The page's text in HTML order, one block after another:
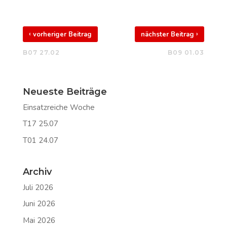
‹ vorheriger Beitrag
B07 27.02
nächster Beitrag›
B09 01.03
Neueste Beiträge
Einsatzreiche Woche
T17 25.07
T01 24.07
Archiv
Juli 2026
Juni 2026
Mai 2026